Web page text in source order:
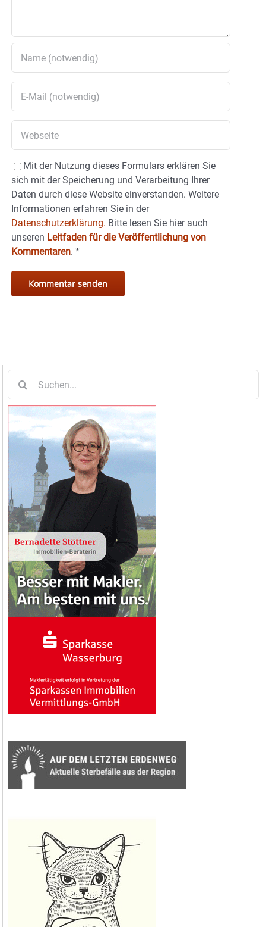
Mit der Nutzung dieses Formulars erklären Sie
sich mit der Speicherung und Verarbeitung Ihrer
Daten durch diese Website einverstanden. Weitere
Informationen erfahren Sie in der
Datenschutzerklärung. Bitte lesen Sie hier auch
unseren Leitfaden für die Veröffentlichung von
Kommentaren. *
nach: